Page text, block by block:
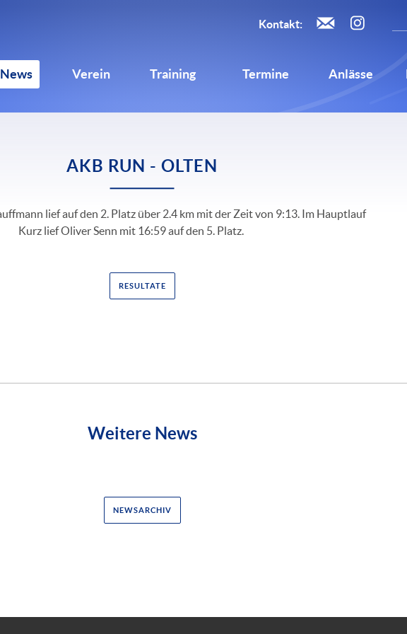
News Verein Training Termine Anlässe
Kontakt:
AKB RUN - OLTEN
lief auf den 2. Platz über 2.4 km mit der Zeit von 9:13. Im Hauptlauf
Kurz lief Oliver Senn mit 16:59 auf den 5. Platz.
RESULTATE
Weitere News
NEWSARCHIV